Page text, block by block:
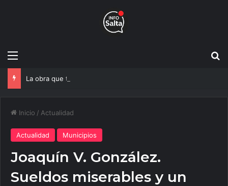
Menú
Inicio / Actualidad
Actualidad Municipios
Joaquín V. González.
Sueldos miserables y un